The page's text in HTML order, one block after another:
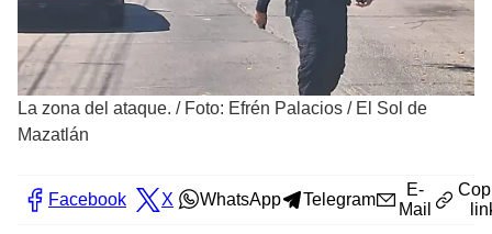
La zona del ataque. / Foto: Efrén Palacios / El Sol de
Mazatlán
Facebook X WhatsApp Telegram
E-
Mail